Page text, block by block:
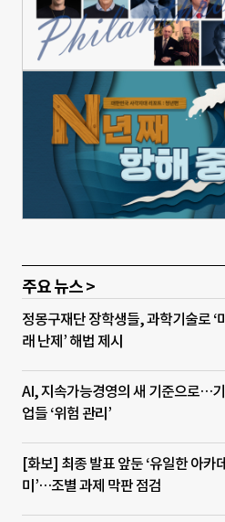
주요 뉴스 >
정몽구재단 장학생들, 과학기술로 ‘미
래 난제’ 해법 제시
AI, 지속가능경영의 새 기준으로…기
업들 ‘위험 관리’
[화보] 최종 발표 앞둔 ‘유일한 아카데
미’…조별 과제 막판 점검